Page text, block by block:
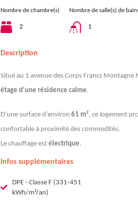
Nombre de chambre(s)
2
Nombre de salle(s) de
1
Description
Situé au 1 avenue des Corps Francs
étage d’une résidence calme.
D’une surface d’environ 61 m², ce logement
confortable à proximité des commodités.
Le chauffage est électrique.
Infos supplémentaires
DPE - Classe F (331-451
kWh/m²/an)